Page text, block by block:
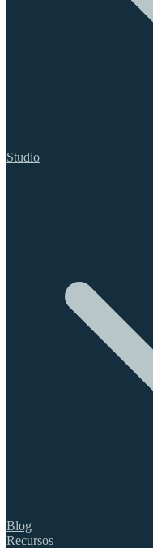
Studio
Blog
Recursos